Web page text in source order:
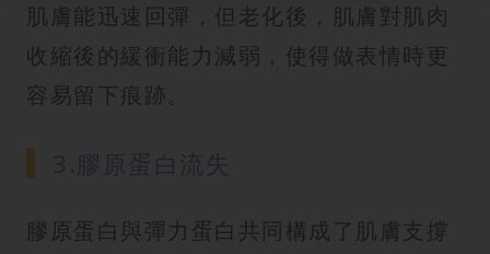
肌膚能迅速回彈，但老化後，肌膚對肌肉
收縮後的緩衝能力減弱，使得做表情時更
容易留下痕跡。
膠原蛋白與彈力蛋白共同構成了肌膚支撐